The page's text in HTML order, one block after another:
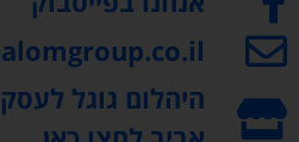
היהלום גוגל